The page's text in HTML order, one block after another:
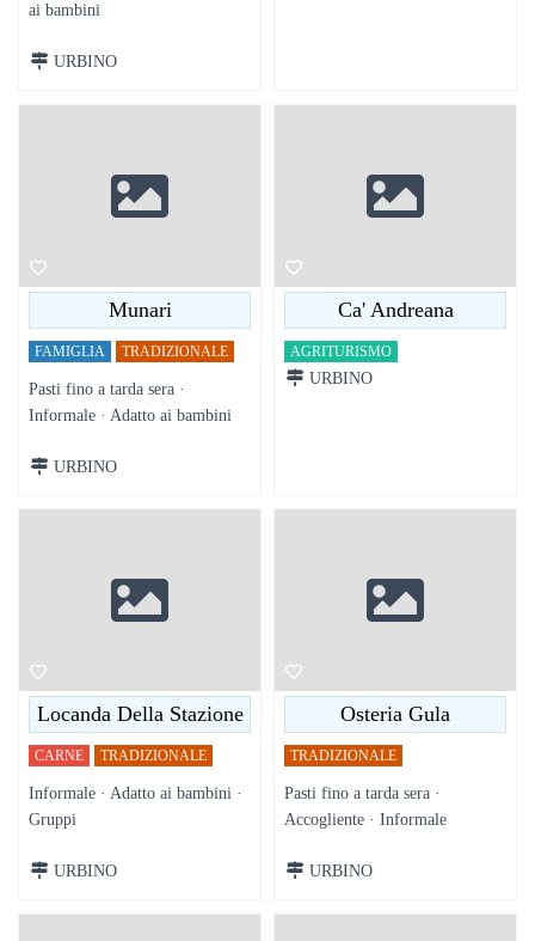
ai bambini
URBINO
Munari
FAMIGLIA TRADIZIONALE
Pasti fino a tarda sera ·
Informale · Adatto ai bambini
URBINO
Ca' Andreana
AGRITURISMO
URBINO
Locanda Della Stazione
CARNE TRADIZIONALE
Informale · Adatto ai bambini ·
Gruppi
URBINO
Osteria Gula
TRADIZIONALE
Pasti fino a tarda sera ·
Accogliente · Informale
URBINO